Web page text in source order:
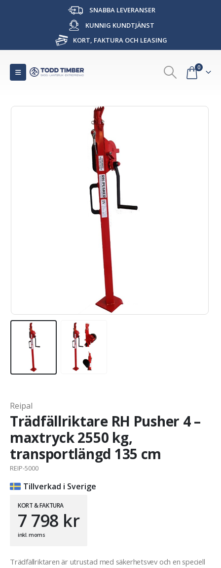
SNABBA LEVERANSER
KUNNIG KUNDTJÄNST
KORT, FAKTURA OCH LEASING
0
Reipal
Trädfällriktare RH Pusher 4 –
maxtryck 2550 kg,
transportlängd 135 cm
REIP-5000
Tillverkad i Sverige
KORT & FAKTURA
7 798 kr
inkl. moms
Trädfällriktaren är utrustad med säkerhetsvev och en speciell